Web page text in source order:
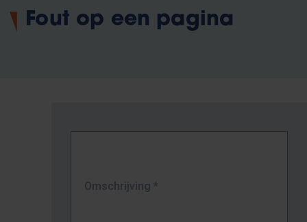
Fout op een pagina
Omschrijving *